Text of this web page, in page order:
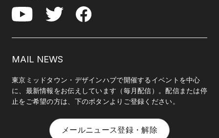
YouTube Twitter Facebook
MAIL NEWS
東京ミッドタウン・デザインハブで開催するイベントを中心
に、最新情報をお伝えしています（毎月配信）。配信または停
止をご希望の方は、下のボタンよりご登録ください。
メールニュース登録・解除